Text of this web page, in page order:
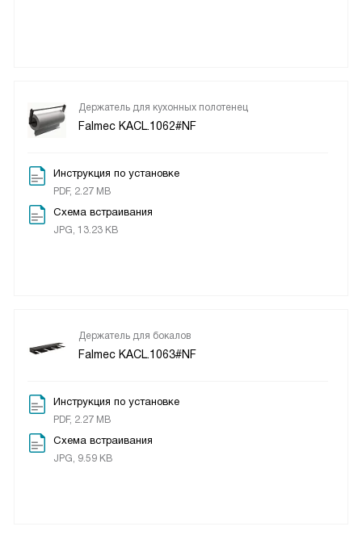
Держатель для кухонных полотенец
Falmec KACL.1062#NF
Инструкция по установке
PDF, 2.27 MB
Схема встраивания
JPG, 13.23 KB
Держатель для бокалов
Falmec KACL.1063#NF
Инструкция по установке
PDF, 2.27 MB
Схема встраивания
JPG, 9.59 KB